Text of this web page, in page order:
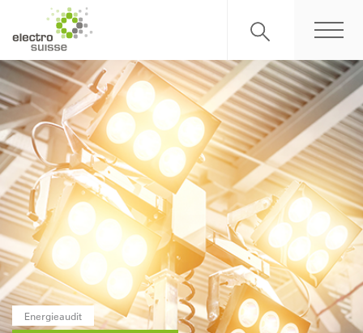
Energieaudit